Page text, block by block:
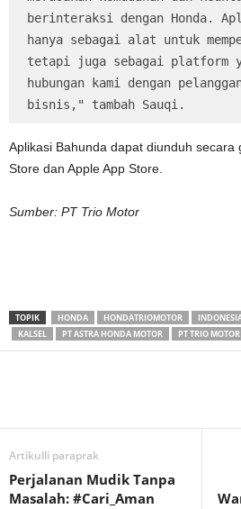
berinteraksi dengan Honda.
hanya sebagai alat untuk
tetapi juga sebagai platform
hubungan kami dengan
bisnis," tambah Sauqi.
Aplikasi Bahunda dapat diunduh secara
Store dan Apple App Store.
Sumber: PT Trio Motor
TOPIK HONDA HONDATRIOMOTOR
KALSEL
PT ASTRA HONDA MOTOR PT TRIO MOTOR
Artikulli paraprak
Perjalanan Mudik Tanpa
Masalah: #Cari_Aman